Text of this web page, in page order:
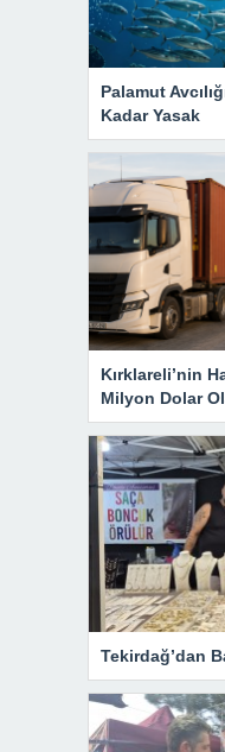
Palamut
Kadar Yasak
Kırklareli’nin
Milyon Dolar
Tekirdağ’dan